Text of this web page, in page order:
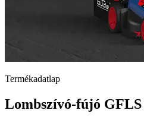
Termékadatlap
Lombszívó-fújó GFLS